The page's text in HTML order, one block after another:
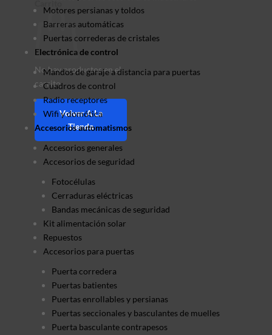
No hay productos en el
carrito.
Volver A La
Tienda
Motores persianas y toldos
Barreras automáticas
Puertas correderas de cristales
Electrónica de control
Mandos de garaje a distancia para puertas
Cuadros de control
Radio receptores
Wifi y domótica
Accesorios automatismos
Accesorios generales
Accesorios de seguridad
Fotocélulas
Cerraduras eléctricas
Bandas mecánicas de seguridad
Kit alimentación solar
Repuestos
Accesorios para puertas
Puerta corredera
Puertas batientes
Puertas enrollables y persianas
Puertas seccionales y basculantes de muelles
Puerta basculante contrapesos